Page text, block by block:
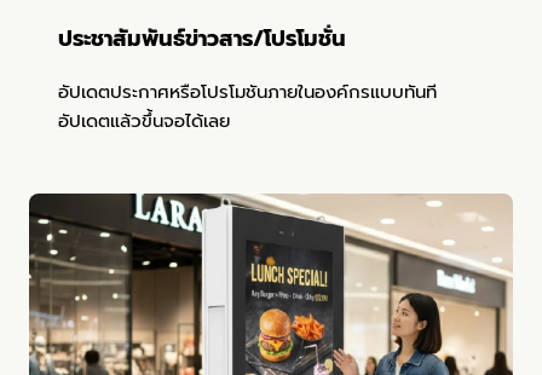
ประชาสัมพันธ์ข่าวสาร/โปรโมชั่น
อัปเดตประกาศหรือโปรโมชันภายในองค์กรแบบทันที
อัปเดตแล้วขึ้นจอได้เลย